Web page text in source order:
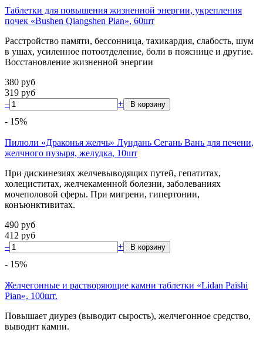
Таблетки для повышения жизненной энергии, укрепления
почек «Bushen Qiangshen Pian», 60шт
Расстройство памяти, бессонница, тахикардия, слабость, шум
в ушах, усиленное потоотделение, боли в пояснице и другие.
Восстановление жизненной энергии
380 руб
319 руб
–
+
- 15%
Пилюли «Драконья желчь» Лундань Сегань Вань для печени,
желчного пузыря, желудка, 10шт
При дискинезиях желчевыводящих путей, гепатитах,
холециститах, желчекаменной болезни, заболеваниях
мочеполовой сферы. При мигрени, гипертонии,
конъюнктивитах.
490 руб
412 руб
–
+
- 15%
Желчегонные и растворяющие камни таблетки «Lidan Paishi
Pian», 100шт.
Повышает диурез (выводит сырость), желчегонное средство,
выводит камни.